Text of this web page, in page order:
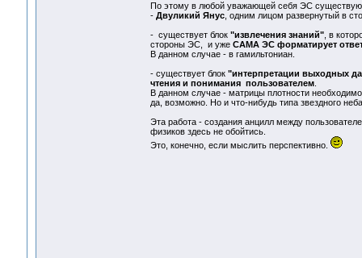
По этому в любой уважающей себя ЭС
- Двуликий Янус, одним лицом развернутый в
- существует блок "извлечения знаний", в
стороны ЭС, и уже САМА ЭС форматирует
В данном случае - в гамильтониан.
- существует блок "интерпретации выходных
чтения и понимания пользователем.
В данном случае - матрицы плотности
да, возможно. Но и что-нибудь типа звездного
Эта работа - создания анцилл между
физиков здесь не обойтись.
Это, конечно, если мыслить перспективно.